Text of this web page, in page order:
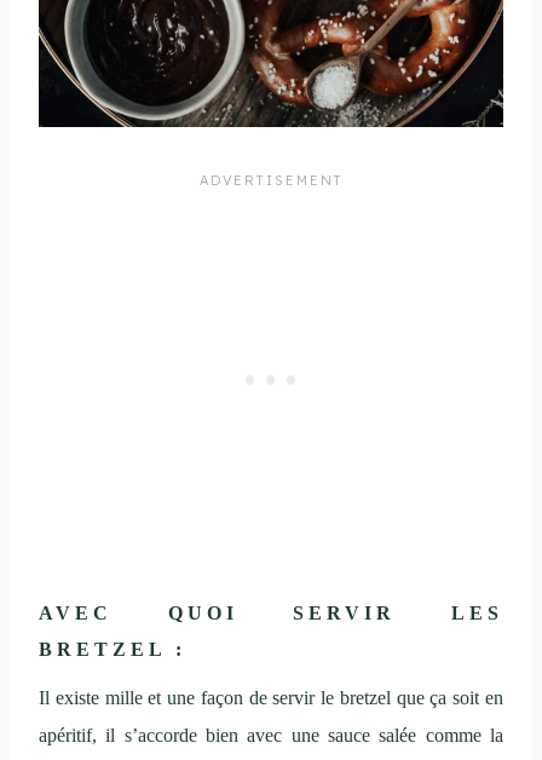
AVEC QUOI SERVIR LES
BRETZEL :
Il existe mille et une façon de servir le bretzel que ça soit en
apéritif, il s’accorde bien avec une sauce salée comme la